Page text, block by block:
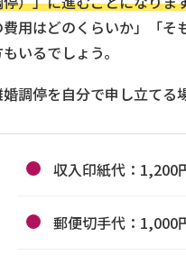
費用はどのくらいか」「そ
いるでしょう。
調停を自分で申し立てる
収入印紙代：1,200
郵便切手代：1,000